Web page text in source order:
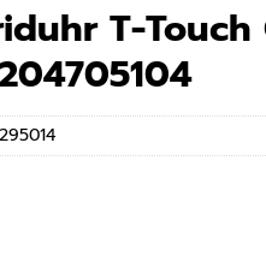
T-Touch